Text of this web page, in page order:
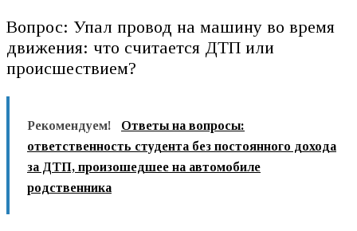
Вопрос: Упал провод на машину во время
движения: что считается ДТП или
происшествием?
Рекомендуем!
Ответы на вопросы:
ответственность студента без постоянного дохода
за ДТП, произошедшее на автомобиле
родственника